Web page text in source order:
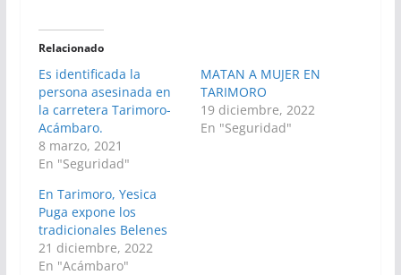
Relacionado
Es identificada la
persona asesinada en
la carretera Tarimoro-
Acámbaro.
8 marzo, 2021
En "Seguridad"
MATAN A MUJER EN
TARIMORO
19 diciembre, 2022
En "Seguridad"
En Tarimoro, Yesica
Puga expone los
tradicionales Belenes
21 diciembre, 2022
En "Acámbaro"